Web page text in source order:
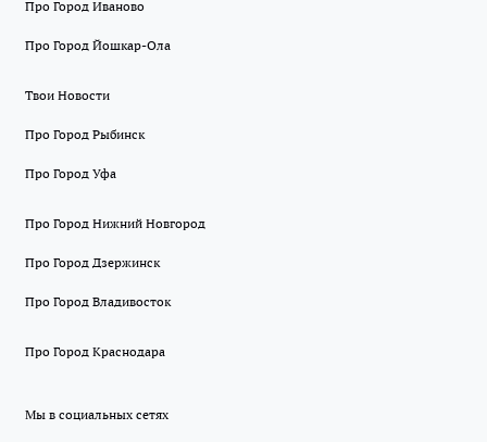
Про Город Иваново
Про Город Йошкар-Ола
Твои Новости
Про Город Рыбинск
Про Город Уфа
Про Город Нижний Новгород
Про Город Дзержинск
Про Город Владивосток
Про Город Краснодара
Мы в социальных сетях